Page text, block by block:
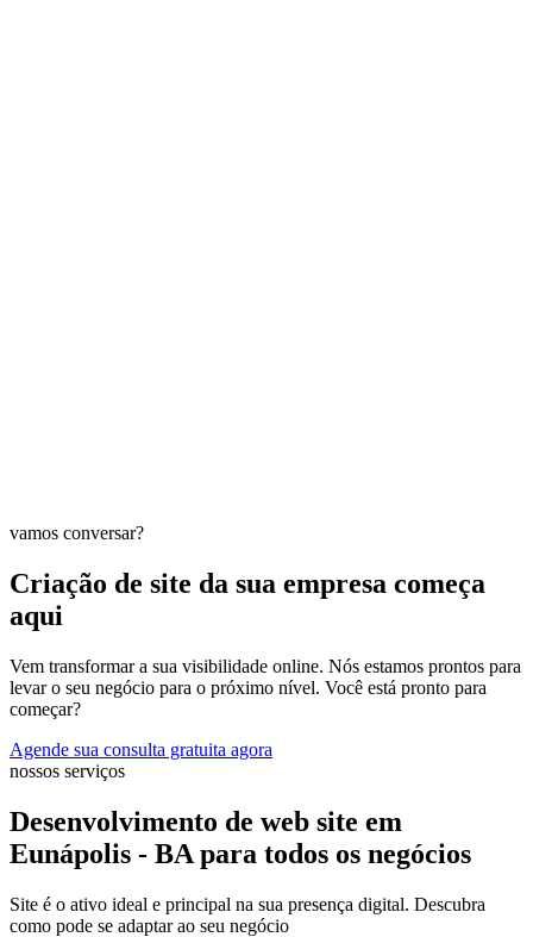
vamos conversar?
Criação de site da sua empresa começa
aqui
Vem transformar a sua visibilidade online. Nós estamos prontos para
levar o seu negócio para o próximo nível. Você está pronto para
começar?
Agende sua consulta gratuita agora
nossos serviços
Desenvolvimento de web site em
Eunápolis - BA para todos os negócios
Site é o ativo ideal e principal na sua presença digital. Descubra
como pode se adaptar ao seu negócio